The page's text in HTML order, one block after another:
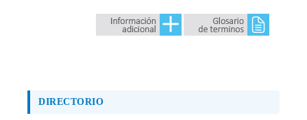
DIRECTORIO